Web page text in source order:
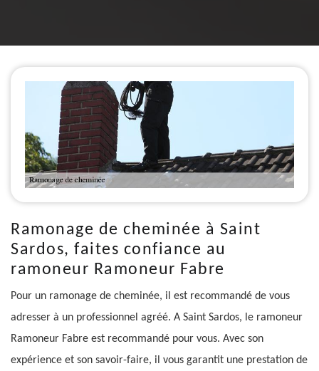
Ramonage de cheminée à Saint
Sardos, faites confiance au
ramoneur Ramoneur Fabre
Pour un ramonage de cheminée, il est recommandé de vous
adresser à un professionnel agréé. A Saint Sardos, le ramoneur
Ramoneur Fabre est recommandé pour vous. Avec son
expérience et son savoir-faire, il vous garantit une prestation de